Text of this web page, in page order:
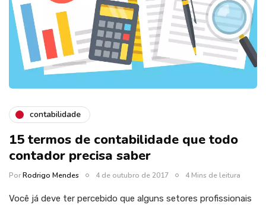
contabilidade
15 termos de contabilidade que todo
contador precisa saber
PorRodrigo Mendes 4 de outubro de 2017 4 Mins de leitura
Você já deve ter percebido que alguns setores profissionais